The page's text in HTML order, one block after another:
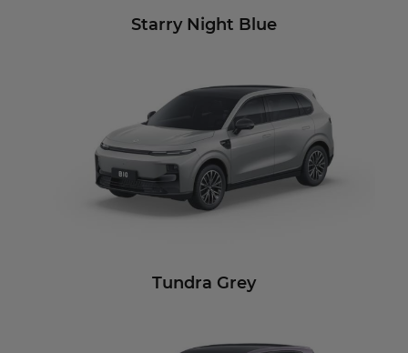
Starry Night Blue
Tundra Grey